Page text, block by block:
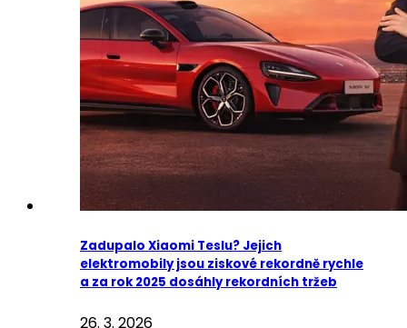
Zadupalo Xiaomi Teslu? Jejich
elektromobily jsou ziskové rekordně rychle
a za rok 2025 dosáhly rekordních tržeb
26. 3. 2026